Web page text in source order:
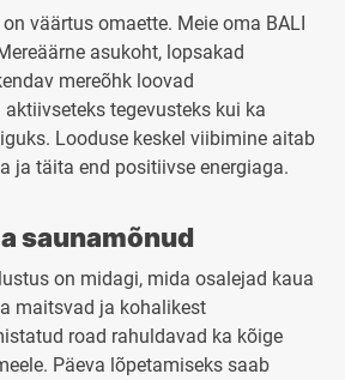
väärtus omaette. Meie oma BALI
asukoht, lopsakad
mereõhk loovad
tegevusteks kui ka
Looduse keskel viibimine aitab
ja täita end positiivse energiaga.
saunamõnud
on midagi, mida osalejad kaua
maitsvad ja kohalikest
road rahuldavad ka kõige
Päeva lõpetamiseks saab